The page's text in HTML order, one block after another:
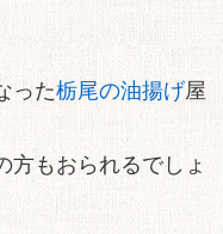
った栃尾の油揚げ屋
方もおられるでしょ